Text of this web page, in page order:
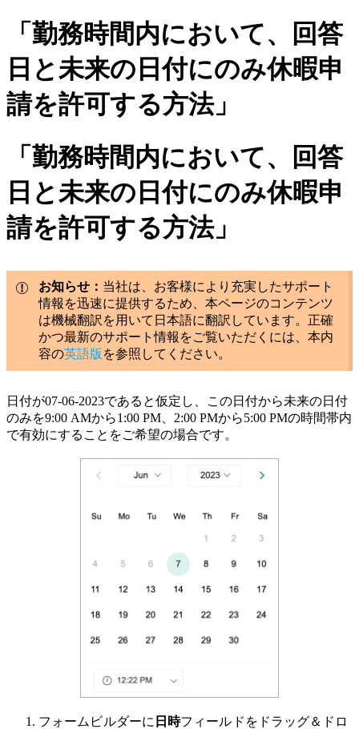
「勤務時間内において、回答
日と未来の日付にのみ休暇申
請を許可する方法」
「勤務時間内において、回答
日と未来の日付にのみ休暇申
請を許可する方法」
お知らせ： 当社は、お客様により充実したサポート
情報を迅速に提供するため、本ページのコンテンツ
は機械翻訳を用いて日本語に翻訳しています。正確
かつ最新のサポート情報をご覧いただくには、本内
容の英語版 を参照してください。
日付が07-06-2023であると仮定し、この日付から未来の日付
のみを9:00 AMから1:00 PM、2:00 PMから5:00 PMの時間帯内
で有効にすることをご希望の場合です。
フォームビルダーに 日時フィールドをドラッグ＆ドロ